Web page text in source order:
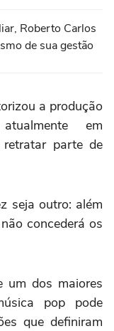
Roberto Carlos
de sua gestão
a produção
em
retratar parte de
seja outro: além
concederá os
um dos maiores
pop pode
que definiram